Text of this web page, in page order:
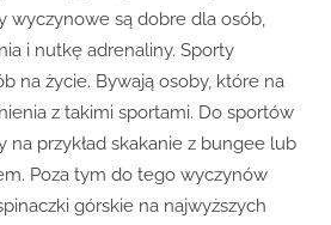
wyczynowe są dobre dla osób,
i nutkę adrenaliny. Sporty
na życie. Bywają osoby, które na
z takimi sportami. Do sportów
na przykład skakanie z bungee lub
Poza tym do tego wyczynów
górskie na najwyższych